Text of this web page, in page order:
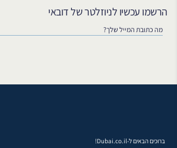
הרשמו עכשיו לניוזלטר של דובאי
ברוכים הבאים ל-Dubai.co.il!